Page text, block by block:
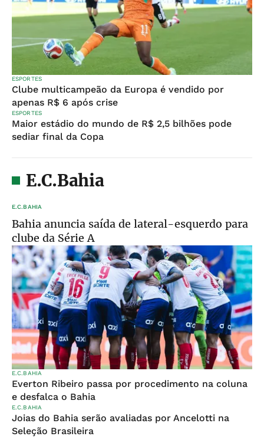
ESPORTES
Clube multicampeão da Europa é vendido por
apenas R$ 6 após crise
ESPORTES
Maior estádio do mundo de R$ 2,5 bilhões pode
sediar final da Copa
E.C.Bahia
E.C.BAHIA
Bahia anuncia saída de lateral-esquerdo para
clube da Série A
E.C.BAHIA
Everton Ribeiro passa por procedimento na coluna
e desfalca o Bahia
E.C.BAHIA
Joias do Bahia serão avaliadas por Ancelotti na
Seleção Brasileira